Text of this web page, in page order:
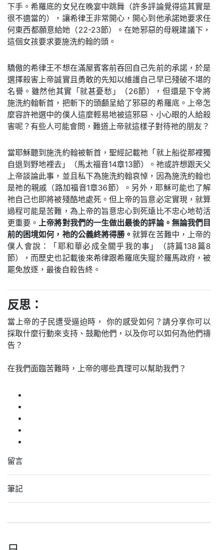
下手。希羅底的女兒在晚宴中跳舞（許多評論覺得這其實是
很不適當的），讓希律王非常開心，開心到他承諾她要求任
何東西都願意給她（22-23節）。在她邪惡的母親建議下，
這個女孩要求要施洗約翰的頭。
驕傲的希律王不想在滿屋賓客前吞回自己先前的承諾，於是
選擇殺害上帝誠實且勇敢的先知以維護自己早已殘破不堪的
名譽。雖然他其實「就甚憂愁」（26節），但還是下令將
施洗約翰斬首，把斬下的頭顱呈給了邪惡的希羅底。上帝怎
麼容許祂選中的僕人這麼輕易地被這邪惡、小心眼的人給殺
害呢？有些人可能會問，難道上帝就這樣子對待祂的朋友？
當耶穌聽到施洗約翰被斬首，聖經記載祂「就上船從那裡獨
自退到野地裡去」（馬太福音14章13節）。祂或許想跟天父
上帝談論此事，並且私下為施洗約翰哀悼，因為施洗約翰也
是祂的親戚（路加福音1章36節）。另外，耶穌可能也了解
祂自己也即將被殘酷地處死。但上帝的旨意必定實現，就算
過程可能是苦難，為上帝的旨意忠心到死遠比不忠心地苟活
更重要。上帝將對我們的一生做出最後的評論。無論我們目
前的困境如何，祂的公義終將得勝。就算在苦難中，上帝的
僕人會說：「耶和華必成全關乎我的事」（詩篇138篇8
節），而歷史也記載後來希律跟希羅底失寵於羅馬政府，被
罷免放逐，最後自殺告終。
反思：
當上帝的子民遭受逼迫時， 你的感受如何？請分享你可以
採取什麼行動來支持、鼓勵他們，以及你可以如何為他們禱
告？
在我們面臨苦難時，上帝的哪些真理可以幫助我們？
留言
筆記